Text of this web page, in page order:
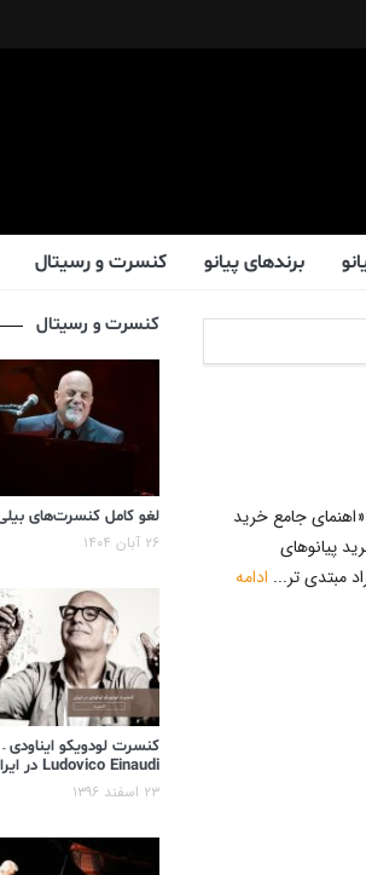
برندهای پیانو کنسرت و رسیتال
«اهنمای جامع خرید
پیانوهای
مبتدی تر... ادامه
کنسرت و رسیتال
لغو کامل کنسرت‌های
۲۶ آبان ۱۴۰۴
کنسرت لودویکو ایناودی –
Ludovico Einaudi در ایران
۲۳ اسفند ۱۳۹۶